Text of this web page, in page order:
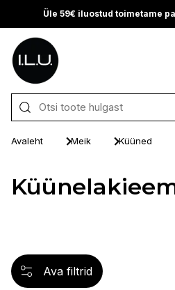
Üle 59€ iluostud toimetame
Otse sisu juurde
Avaleht Meik Küüned
Ava filtrid